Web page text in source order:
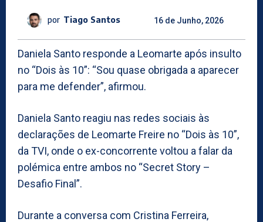
por Tiago Santos 16 de Junho, 2026
Daniela Santo responde a Leomarte após insulto
no “Dois às 10”: “Sou quase obrigada a aparecer
para me defender”, afirmou.
Daniela Santo reagiu nas redes sociais às
declarações de Leomarte Freire no “Dois às 10”,
da TVI, onde o ex-concorrente voltou a falar da
polémica entre ambos no “Secret Story –
Desafio Final”.
Durante a conversa com Cristina Ferreira,